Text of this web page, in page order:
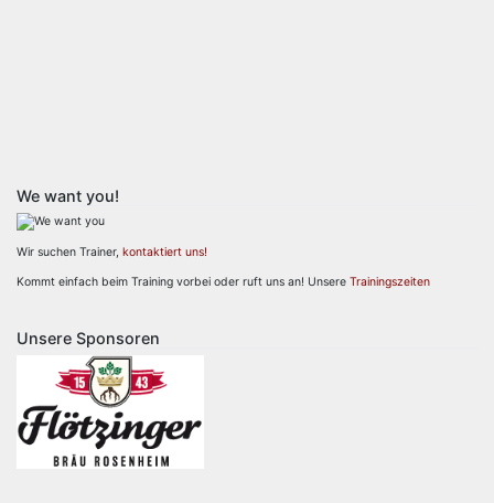
We want you!
Wir suchen Trainer, kontaktiert uns!
Kommt einfach beim Training vorbei oder ruft uns an! Unsere Trainingszeiten
Unsere Sponsoren